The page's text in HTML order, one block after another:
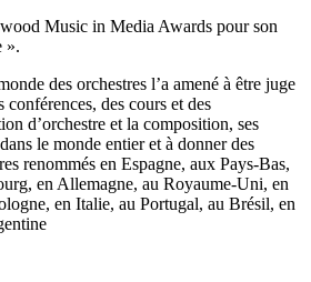
Music in Media Awards pour son
».
des orchestres l’a amené à être juge
conférences, des cours et des
d’orchestre et la composition, ses
le monde entier et à donner des
renommés en Espagne, aux Pays-Bas,
en Allemagne, au Royaume-Uni, en
en Italie, au Portugal, au Brésil, en